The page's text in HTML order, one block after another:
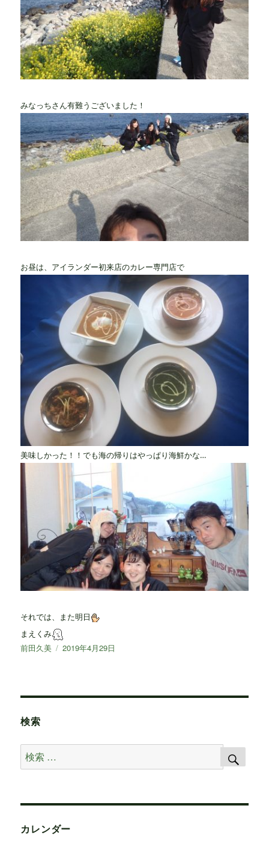
みなっちさん有難うございました！
お昼は、アイランダー初来店のカレー専門店で
美味しかった！！でも海の帰りはやっぱり海鮮かな…
それでは、また明日
まえくみ
投
前田久美
投
2019年4月29日
検索
検
索
象:
検
カレンダー